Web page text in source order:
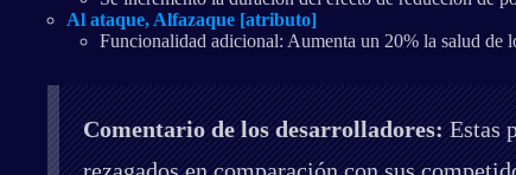
Al ataque, Alfazaque [atributo]
Funcionalidad adicional: Aumenta un 20% la salud de
Comentario de los desarrolladores:Estas